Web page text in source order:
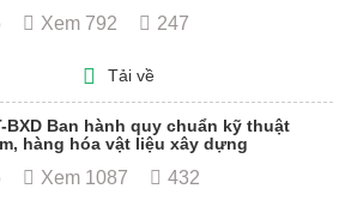
Xem 792 247
Tải về
BXD Ban hành quy chuẩn kỹ thuật
hàng hóa vật liệu xây dựng
Xem 1087 432